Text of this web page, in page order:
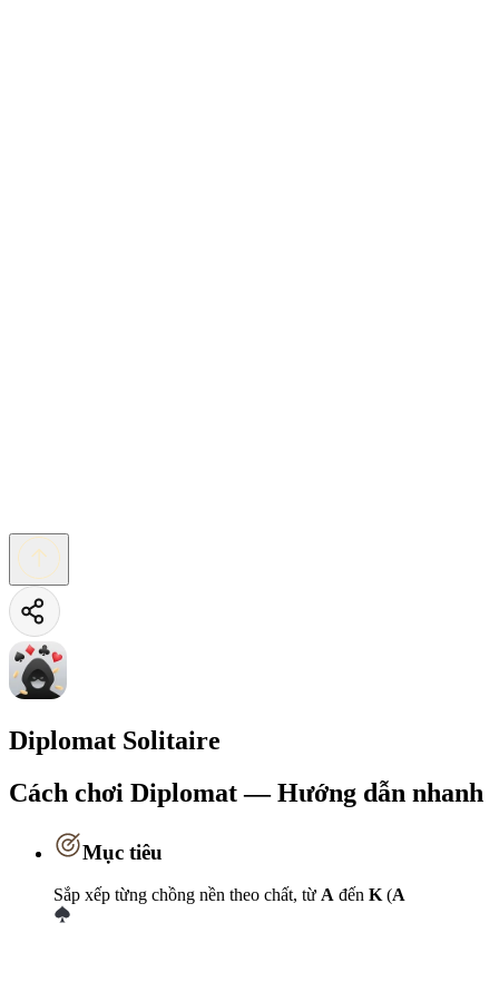
Diplomat Solitaire
Cách chơi Diplomat — Hướng dẫn nhanh
Mục tiêu
Sắp xếp từng chồng nền theo chất, từ A đến K(A